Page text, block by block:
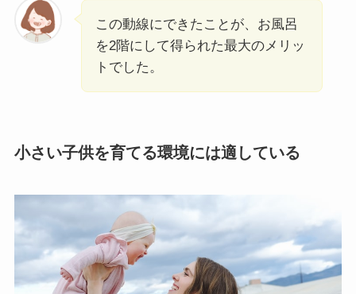
この動線にできたことが、お風呂
を2階にして得られた最大のメリッ
トでした。
小さい子供を育てる環境には適している